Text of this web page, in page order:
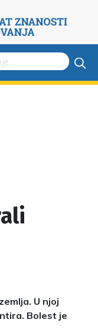
U njoj
Bolest je